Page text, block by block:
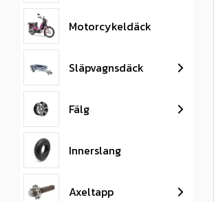
Motorcykeldäck
Släpvagnsdäck
Fälg
Innerslang
Axeltapp